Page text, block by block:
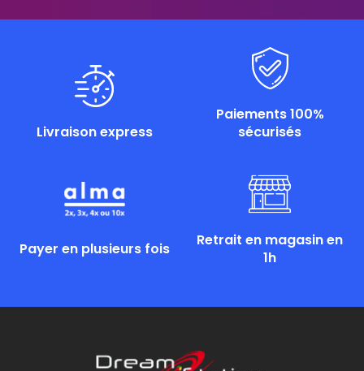
Livraison express
Paiements 100%
sécurisés
Payer en plusieurs fois
Retrait en magasin en
1h